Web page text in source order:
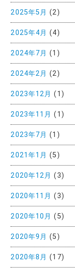
2025年5月 (2)
2025年4月 (4)
2024年7月 (1)
2024年2月 (2)
2023年12月 (1)
2023年11月 (1)
2023年7月 (1)
2021年1月 (5)
2020年12月 (3)
2020年11月 (3)
2020年10月 (5)
2020年9月 (5)
2020年8月 (17)